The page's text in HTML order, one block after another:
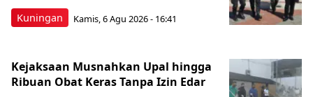
Kuningan Kamis, 6 Agu 2026 - 16:41
Kejaksaan Musnahkan Upal hingga
Ribuan Obat Keras Tanpa Izin Edar